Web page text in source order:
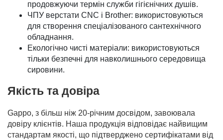
продовжуючи термін служби гігієнічних душів.
ЧПУ верстати CNC і Brother: використовуються
для створення спеціалізованого сантехнічного
обладнання.
Екологічно чисті матеріали: використовуються
тільки безпечні для навколишнього середовища
сировини.
Якість та довіра
Gappo, з більш ніж 20-річним досвідом, завоювала
довіру клієнтів. Наша продукція відповідає найвищим
стандартам якості, що підтверджено сертифікатами від